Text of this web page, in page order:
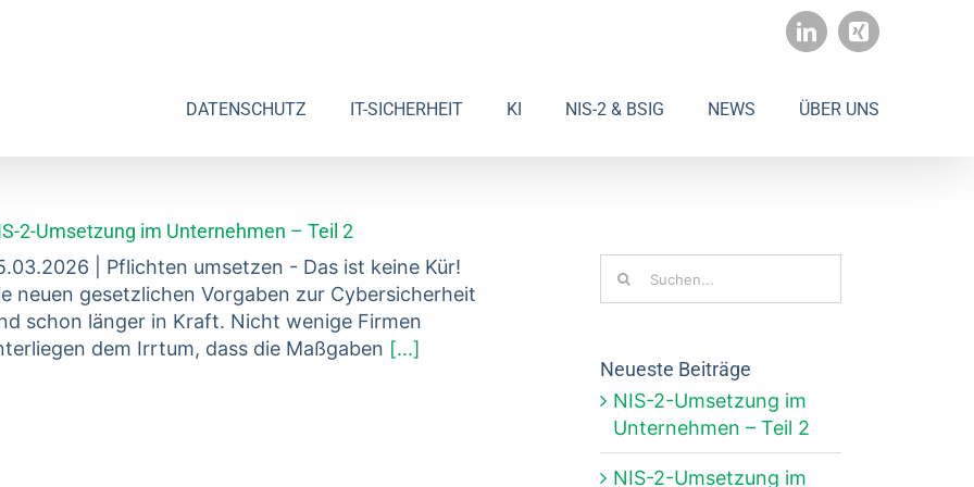
LinkedIn
Xing
DATENSCHUTZ IT-SICHERHEIT KI NIS-2 & BSIG NEWS ÜBER UNS
2-Umsetzung im Unternehmen – Teil 2
| Pflichten umsetzen - Das ist keine Kür!
neuen gesetzlichen Vorgaben zur Cybersicherheit
schon länger in Kraft. Nicht wenige Firmen
dem Irrtum, dass die Maßgaben [...]
Neueste Beiträge
NIS-2-Umsetzung im
Unternehmen – Teil 2
NIS-2-Umsetzung im